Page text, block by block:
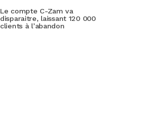
Le compte C-Zam va
disparaitre, laissant 120 000
clients à l’abandon